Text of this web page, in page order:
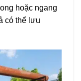
hoặc ngang
có thể lưu